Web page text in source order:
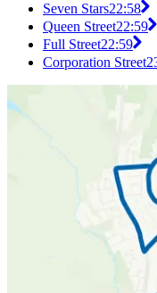
Seven Stars22:58
Queen Street22:59
Full Street22:59
Corporation Street